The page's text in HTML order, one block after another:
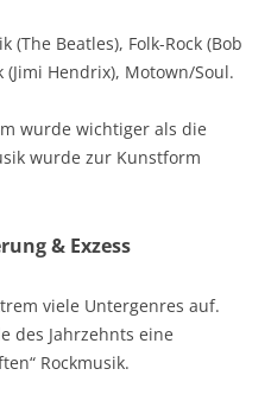
(The Beatles), Folk-Rock (Bob
(Jimi Hendrix), Motown/Soul.
wurde wichtiger als die
wurde zur Kunstform
& Exzess
viele Untergenres auf.
des Jahrzehnts eine
Rockmusik.